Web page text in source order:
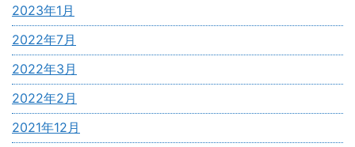
2023年1月
2022年7月
2022年3月
2022年2月
2021年12月